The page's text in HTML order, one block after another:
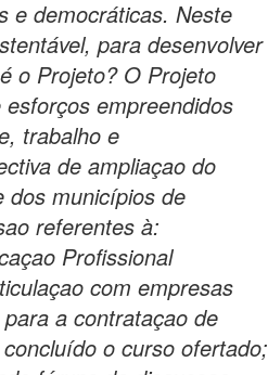
e democráticas. Neste
para desenvolver
o Projeto? O Projeto
empreendidos
trabalho e
de ampliaçao do
dos municípios de
referentes à:
Profissional
com empresas
a contrataçao de
o curso ofertado;